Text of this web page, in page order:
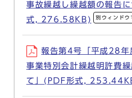
事故繰越し繰越額の報告
式, 276.58KB)
別ウィンドウ
報告第4号「平成28年
事業特別会計繰越明許費
て」(PDF形式,